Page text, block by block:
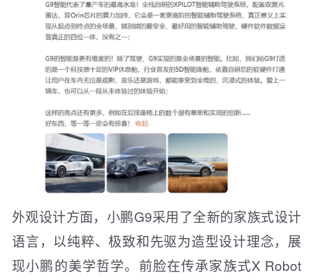
外观设计方面，小鹏G9采用了全新的家族式设计
语言，以纯粹、极致和先驱为造型设计理念，展
现小鹏的美学哲学。前脸在传承家族式X Robot